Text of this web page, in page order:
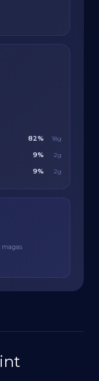
82% 18g
9% 2g
9% 2g
magas